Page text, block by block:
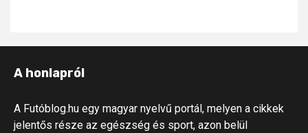
A honlapról
A Futóblog.hu egy magyar nyelvű portál, melyen a cikkek
jelentős része az egészség és sport, azon belül